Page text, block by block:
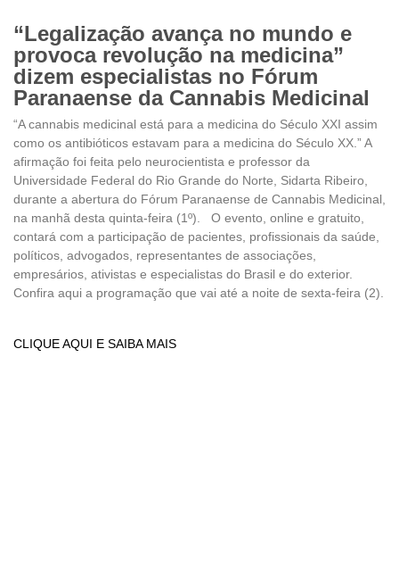
“Legalização avança no mundo e
provoca revolução na medicina”
dizem especialistas no Fórum
Paranaense da Cannabis Medicinal
“A cannabis medicinal está para a medicina do Século XXI assim
como os antibióticos estavam para a medicina do Século XX.” A
afirmação foi feita pelo neurocientista e professor da
Universidade Federal do Rio Grande do Norte, Sidarta Ribeiro,
durante a abertura do Fórum Paranaense de Cannabis Medicinal,
na manhã desta quinta-feira (1º). O evento, online e gratuito,
contará com a participação de pacientes, profissionais da saúde,
políticos, advogados, representantes de associações,
empresários, ativistas e especialistas do Brasil e do exterior.
Confira aqui a programação que vai até a noite de sexta-feira (2).
CLIQUE AQUI E SAIBA MAIS